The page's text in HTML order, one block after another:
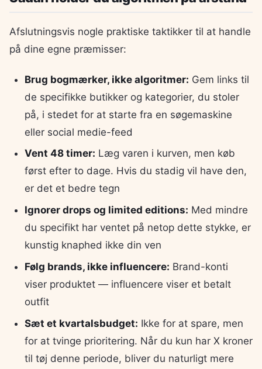
Afslutningsvis nogle praktiske taktikker til at handle
på dine egne præmisser:
Brug bogmærker, ikke algoritmer: Gem links til
de specifikke butikker og kategorier, du stoler
på, i stedet for at starte fra en søgemaskine
eller social medie-feed
Vent 48 timer: Læg varen i kurven, men køb
først efter to dage. Hvis du stadig vil have den,
er det et bedre tegn
Ignorer drops og limited editions: Med mindre
du specifikt har ventet på netop dette stykke, er
kunstig knaphed ikke din ven
Følg brands, ikke influencere: Brand-konti
viser produktet — influencere viser et betalt
outfit
Sæt et kvartalsbudget: Ikke for at spare, men
for at tvinge prioritering. Når du kun har X kroner
til tøj denne periode, bliver du naturligt mere